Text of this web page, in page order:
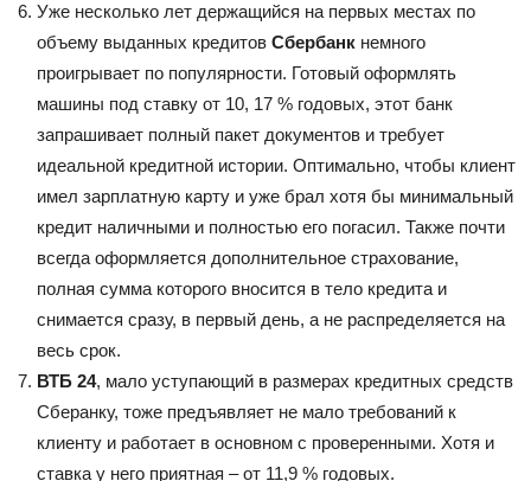
Уже несколько лет держащийся на первых местах по
объему выданных кредитов Сбербанк немного
проигрывает по популярности. Готовый оформлять
машины под ставку от 10, 17 % годовых, этот банк
запрашивает полный пакет документов и требует
идеальной кредитной истории. Оптимально, чтобы клиент
имел зарплатную карту и уже брал хотя бы минимальный
кредит наличными и полностью его погасил. Также почти
всегда оформляется дополнительное страхование,
полная сумма которого вносится в тело кредита и
снимается сразу, в первый день, а не распределяется на
весь срок.
ВТБ 24, мало уступающий в размерах кредитных средств
Сберанку, тоже предъявляет не мало требований к
клиенту и работает в основном с проверенными. Хотя и
ставка у него приятная – от 11,9 % годовых.